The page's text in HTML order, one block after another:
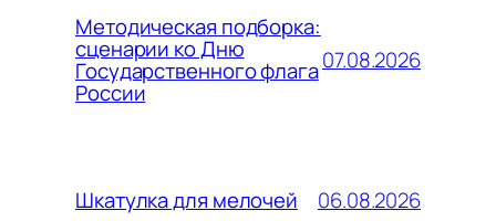
Методическая подборка:
сценарии ко Дню
Государственного флага
России
07.08.2026
Шкатулка для мелочей 06.08.2026